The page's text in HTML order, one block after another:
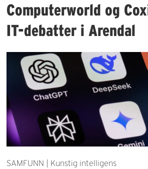
Computerworld og
IT-debatter i Arendal
SAMFUNN | Kunstig intelligens